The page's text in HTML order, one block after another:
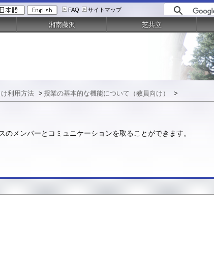
FAQ サイトマップ
利用方法 > 授業の基本的な機能について（教員向け） >
メンバーとコミュニケーションを取ることができます。
湘南藤沢 芝共立